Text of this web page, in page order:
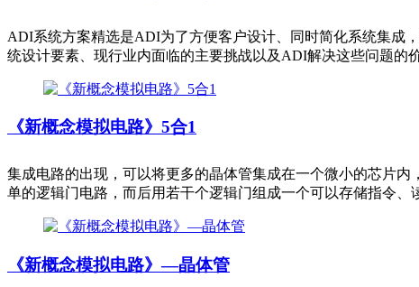
ADI系统方案精选是ADI为了方便客户设计、同时简化系统集成
统设计要素、现行业内面临的主要挑战以及ADI解决这些问题的
《新概念模拟电路》5合1
集成电路的出现，可以将更多的晶体管集成在一个微小的芯片
单的逻辑门电路，而后用若干个逻辑门组成一个可以存储指令
《新概念模拟电路》—晶体管